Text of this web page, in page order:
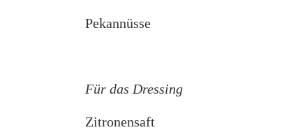
Pekannüsse
Für das Dressing
Zitronensaft